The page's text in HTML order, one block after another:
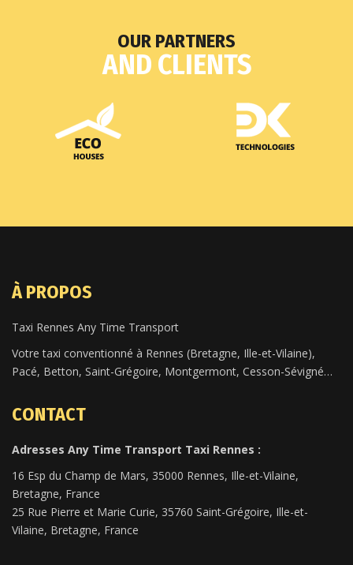
OUR PARTNERS
AND CLIENTS
À PROPOS
Taxi Rennes Any Time Transport
Votre taxi conventionné à Rennes (Bretagne, Ille-et-Vilaine),
Pacé, Betton, Saint-Grégoire, Montgermont, Cesson-Sévigné…
CONTACT
Adresses Any Time Transport Taxi Rennes :
16 Esp du Champ de Mars, 35000 Rennes, Ille-et-Vilaine,
Bretagne, France
25 Rue Pierre et Marie Curie, 35760 Saint-Grégoire, Ille-et-
Vilaine, Bretagne, France